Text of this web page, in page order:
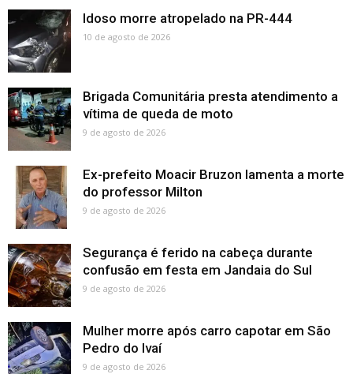
Idoso morre atropelado na PR-444
10 de agosto de 2026
Brigada Comunitária presta atendimento a
vítima de queda de moto
9 de agosto de 2026
Ex-prefeito Moacir Bruzon lamenta a morte
do professor Milton
9 de agosto de 2026
Segurança é ferido na cabeça durante
confusão em festa em Jandaia do Sul
9 de agosto de 2026
Mulher morre após carro capotar em São
Pedro do Ivaí
9 de agosto de 2026